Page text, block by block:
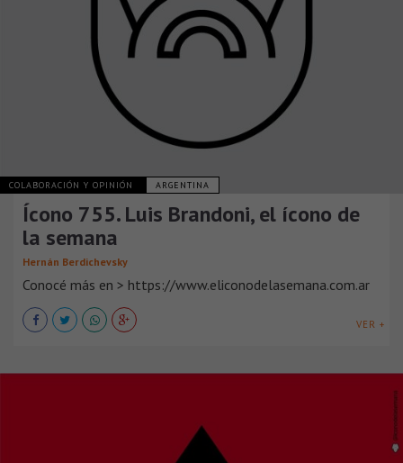
COLABORACIÓN Y OPINIÓN ARGENTINA
Ícono 755. Luis Brandoni, el ícono de
la semana
Hernán Berdichevsky
Conocé más en > https://www.eliconodelasemana.com.ar
VER +